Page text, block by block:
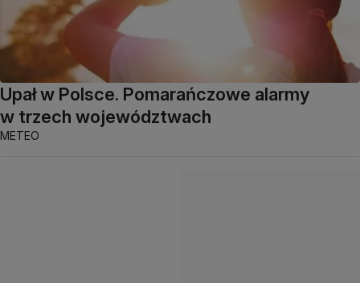
Upał w Polsce. Pomarańczowe alarmy
w trzech województwach
METEO